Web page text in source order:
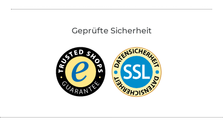
Geprüfte Sicherheit